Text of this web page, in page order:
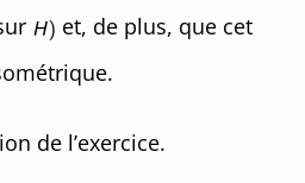
et, de plus, que cet
de l’exercice.